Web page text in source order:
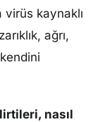
virüs kaynaklı
ağrı,
nasıl